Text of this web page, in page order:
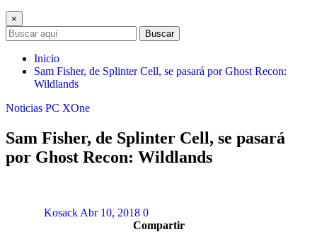
×
Buscar
Inicio
Sam Fisher, de Splinter Cell, se pasará por Ghost Recon:
Wildlands
Noticias PC XOne
Sam Fisher, de Splinter Cell, se pasará
por Ghost Recon: Wildlands
Kosack Abr 10, 2018 0
Compartir